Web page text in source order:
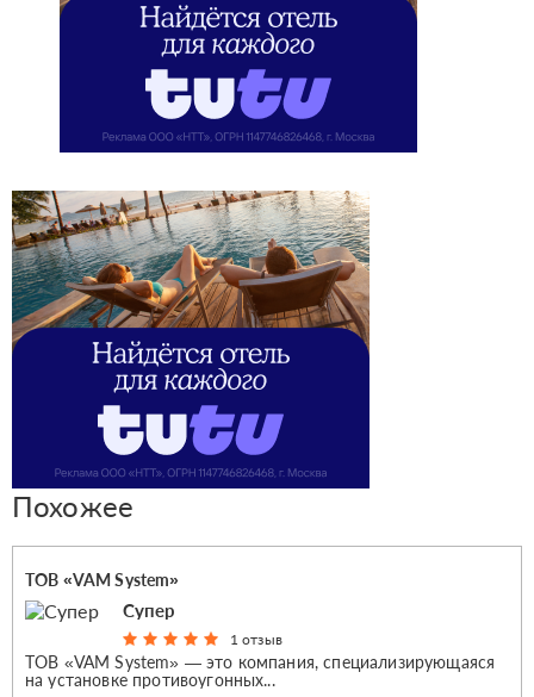
Похожее
ТОВ «VAM System»
Супер
1 отзыв
ТОВ «VAM System» — это компания, специализирующаяся
на установке противоугонных...